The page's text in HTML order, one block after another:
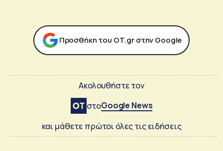
Προσθήκη του ΟΤ.gr στην Google
Ακολουθήστε τον
στοGoogle News
και μάθετε πρώτοι όλες τις ειδήσεις